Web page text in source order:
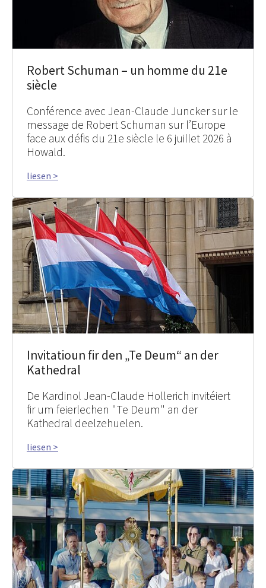
Robert Schuman – un homme du 21e
siècle
Conférence avec Jean-Claude Juncker sur le
message de Robert Schuman sur l’Europe
face aux défis du 21e siècle le 6 juillet 2026 à
Howald.
liesen >
Invitatioun fir den „Te Deum“ an der
Kathedral
De Kardinol Jean-Claude Hollerich invitéiert
fir um feierlechen "Te Deum" an der
Kathedral deelzehuelen.
liesen >